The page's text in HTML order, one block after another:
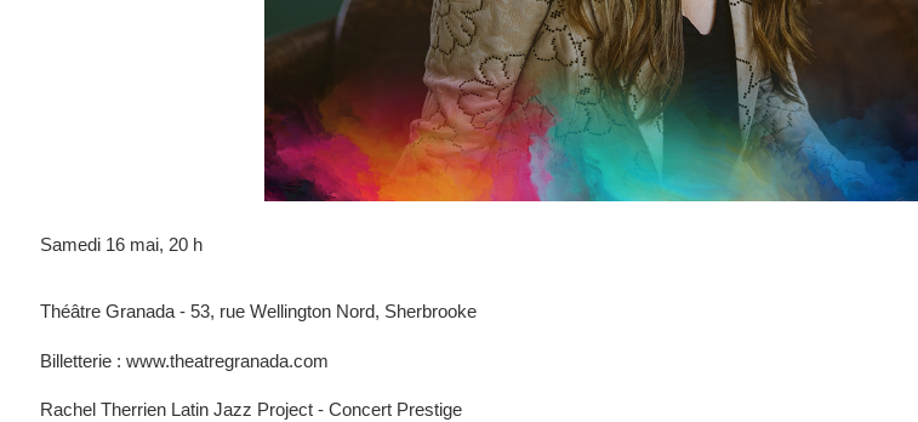
Samedi 16 mai, 20 h
Théâtre Granada - 53, rue Wellington Nord, Sherbrooke
Billetterie : www.theatregranada.com
Rachel Therrien Latin Jazz Project - Concert Prestige